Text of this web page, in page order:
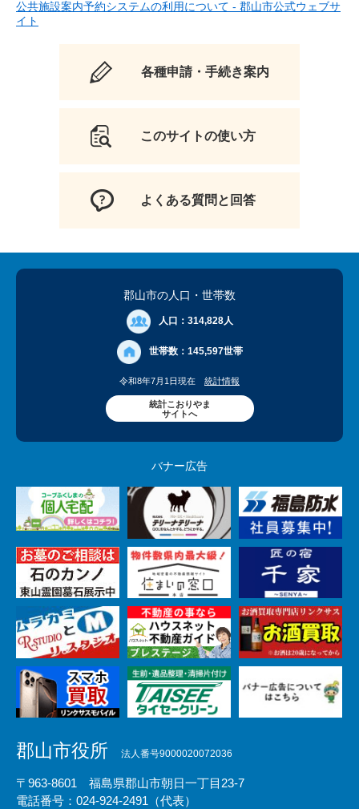
公共施設案内予約システムの利用について - 郡山市公式ウェブサ
イト
各種申請・手続き案内
このサイトの使い方
よくある質問と回答
郡山市の人口 ・世帯数
人口： 314,828人
世帯数： 145,597世帯
令和8年7月1日現在 統計情報
統計こおりやま
サイトへ
バナー広告
郡山市役所 法人番号9000020072036
〒963-8601 福島県郡山市朝日一丁目23-7
電話番号：024-924-2491（代表）